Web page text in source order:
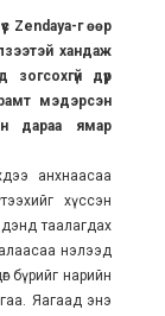
Zendaya-г өөр
хандаж
дүр
мэдэрсэн
дараа ямар
анхнаасаа
хүссэн
таалагдах
нэлээд
бүрийг нарийн
Яагаад энэ